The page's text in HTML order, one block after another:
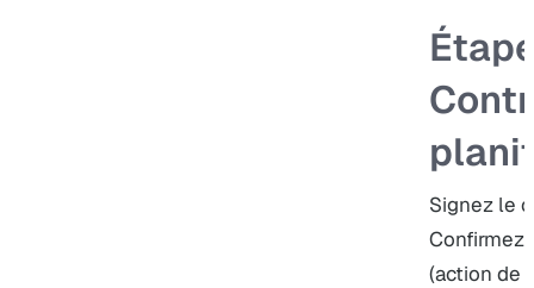
Signez le
Confirmez
(action de